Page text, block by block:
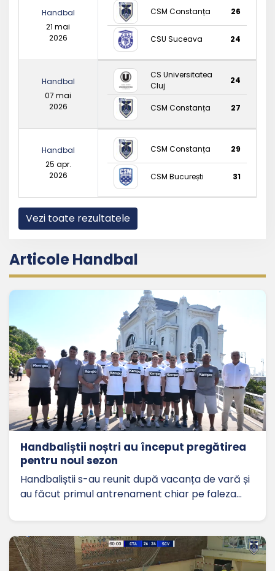
Handbal
21 mai
2026
CSM Constanța 26
CSU Suceava 24
Handbal
07 mai
2026
CS Universitatea
Cluj
24
CSM Constanța 27
Handbal
25 apr.
2026
CSM Constanța 29
CSM București 31
Vezi toate rezultatele
Articole Handbal
Handbaliștii noștri au început pregătirea
pentru noul sezon
Handbaliștii s-au reunit după vacanța de vară și
au făcut primul antrenament chiar pe faleza…